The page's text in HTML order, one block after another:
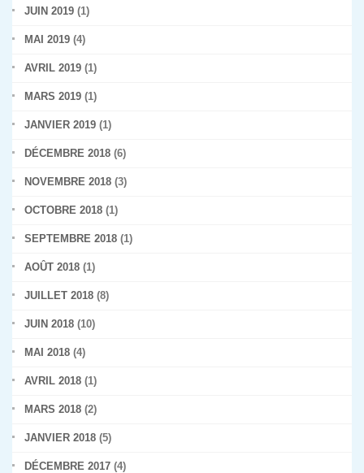
JUIN 2019 (1)
MAI 2019 (4)
AVRIL 2019 (1)
MARS 2019 (1)
JANVIER 2019 (1)
DÉCEMBRE 2018 (6)
NOVEMBRE 2018 (3)
OCTOBRE 2018 (1)
SEPTEMBRE 2018 (1)
AOÛT 2018 (1)
JUILLET 2018 (8)
JUIN 2018 (10)
MAI 2018 (4)
AVRIL 2018 (1)
MARS 2018 (2)
JANVIER 2018 (5)
DÉCEMBRE 2017 (4)